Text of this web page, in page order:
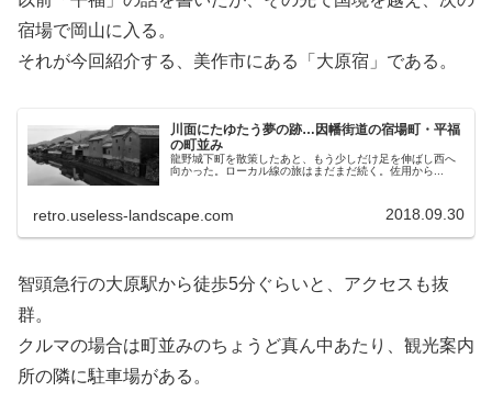
宿場で岡山に入る。
それが今回紹介する、美作市にある「大原宿」である。
川面にたゆたう夢の跡…因幡街道の宿場町・平福
の町並み
龍野城下町を散策したあと、もう少しだけ足を伸ばし西へ
向かった。ローカル線の旅はまだまだ続く。佐用から...
retro.useless-landscape.com 2018.09.30
智頭急行の大原駅から徒歩5分ぐらいと、アクセスも抜
群。
クルマの場合は町並みのちょうど真ん中あたり、観光案内
所の隣に駐車場がある。